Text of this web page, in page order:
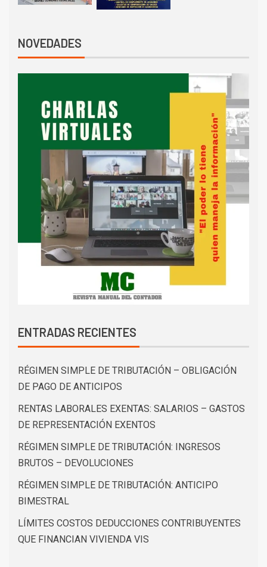
NOVEDADES
ENTRADAS RECIENTES
RÉGIMEN SIMPLE DE TRIBUTACIÓN – OBLIGACIÓN
DE PAGO DE ANTICIPOS
RENTAS LABORALES EXENTAS: SALARIOS – GASTOS
DE REPRESENTACIÓN EXENTOS
RÉGIMEN SIMPLE DE TRIBUTACIÓN: INGRESOS
BRUTOS – DEVOLUCIONES
RÉGIMEN SIMPLE DE TRIBUTACIÓN: ANTICIPO
BIMESTRAL
LÍMITES COSTOS DEDUCCIONES CONTRIBUYENTES
QUE FINANCIAN VIVIENDA VIS